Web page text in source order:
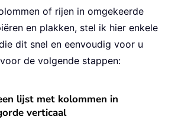
of rijen in omgekeerde
en plakken, stel ik hier enkele
dit snel en eenvoudig voor u
de volgende stappen:
lijst met kolommen in
verticaal